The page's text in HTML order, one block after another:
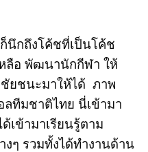
ก็นึกถึงโค้ชที่เป็นโค้ช
ลือ พัฒนานักกีฬา ให้
ชัยชนะมาให้ได้ ภาพ
ทีมชาติไทย นี่เข้ามา
เข้ามาเรียนรู้ตาม
งๆ รวมทั้งได้ทำงานด้าน